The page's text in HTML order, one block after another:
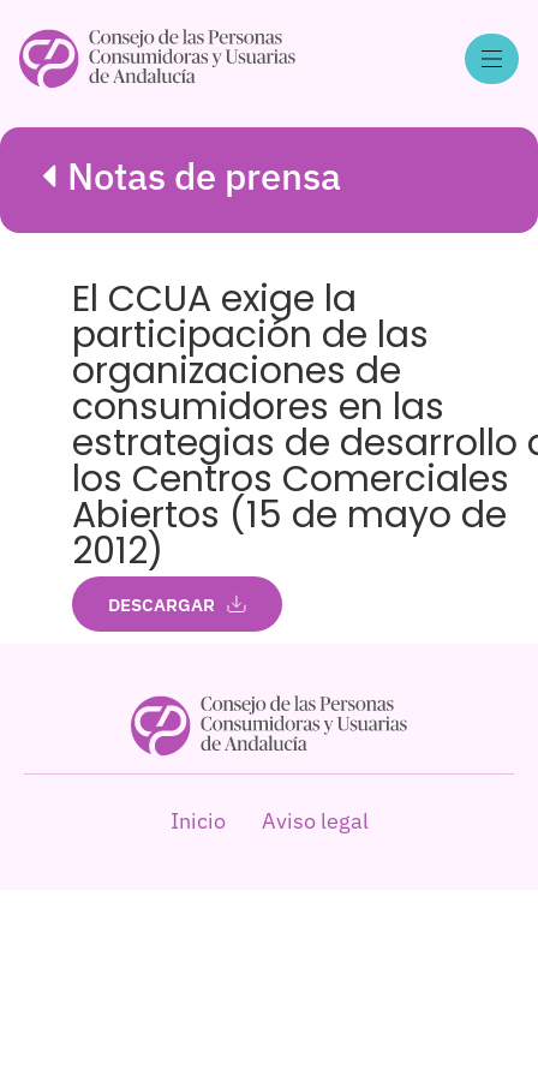
Notas de prensa
El CCUA exige la
participación de las
organizaciones de
consumidores en las
estrategias de desarrollo
los Centros Comerciales
Abiertos (15 de mayo de
2012)
DESCARGAR
Inicio Aviso legal